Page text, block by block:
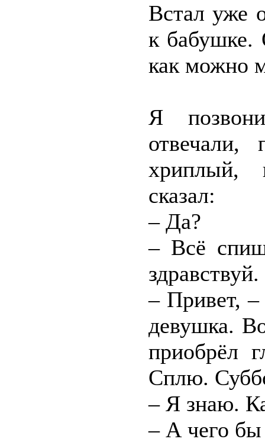
Встал уже
к бабушке.
как можно
Я
хриплый,
сказал:
– Да?
– Всё
здравствуй.
– Привет, –
девушка.
приобрёл
Сплю.
– Я знаю.
– А чего бы